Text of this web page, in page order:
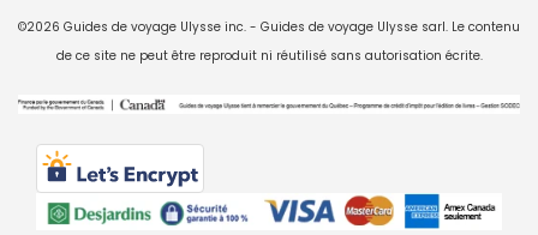
©2026 Guides de voyage Ulysse inc. - Guides de voyage Ulysse sarl. Le contenu
de ce site ne peut être reproduit ni réutilisé sans autorisation écrite.